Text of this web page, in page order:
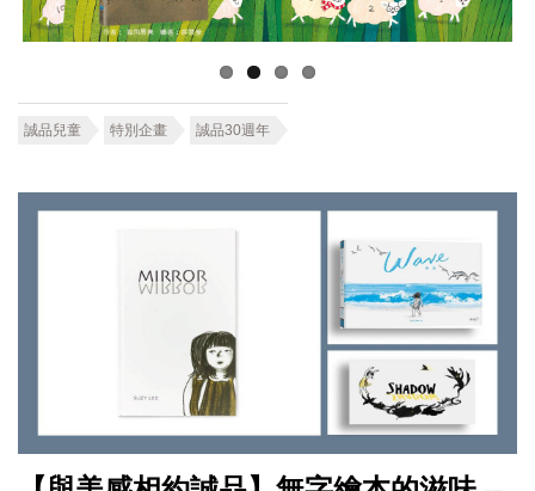
誠品兒童 特別企畫 誠品30週年